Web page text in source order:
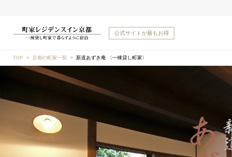
公式サイトが最もお得
TOP 京都の町家一覧 新道あずき庵 〈一棟貸し町家〉